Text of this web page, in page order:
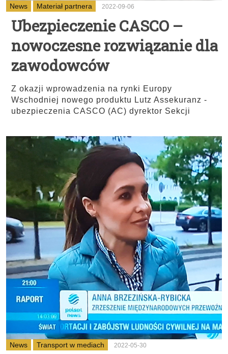
News Materiał partnera 2022-09-06
Ubezpieczenie CASCO –
nowoczesne rozwiązanie dla
zawodowców
Z okazji wprowadzenia na rynki Europy
Wschodniej nowego produktu Lutz Assekuranz -
ubezpieczenia CASCO (AC) dyrektor Sekcji
News Transport w mediach 2022-05-30